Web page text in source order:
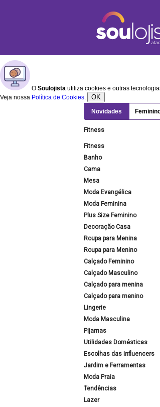
O Soulojista utiliza cookies e outras
Veja nossa Política de Cookies. OK
Novidades
Fitness
Fitness
Banho
Cama
Mesa
Moda Evangélica
Moda Feminina
Plus Size Feminino
Decoração Casa
Roupa para Menina
Roupa para Menino
Calçado Feminino
Calçado Masculino
Calçado para menina
Calçado para menino
Lingerie
Moda Masculina
Pijamas
Utilidades Domésticas
Escolhas das Influencers
Jardim e Ferramentas
Moda Praia
Tendências
Lazer